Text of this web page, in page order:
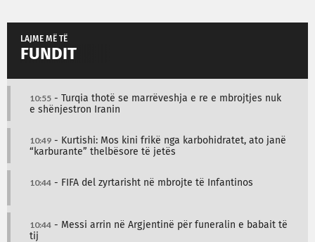
LAJME MË TË
FUNDIT
10:55 - Turqia thotë se marrëveshja e re e mbrojtjes nuk
e shënjestron Iranin
10:49 - Kurtishi: Mos kini frikë nga karbohidratet, ato janë
“karburante” thelbësore të jetës
10:44 - FIFA del zyrtarisht në mbrojte të Infantinos
10:44 - Messi arrin në Argjentinë për funeralin e babait të
tij